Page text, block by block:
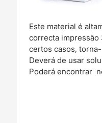
Este material é
correcta impressão
certos casos,
Deverá de usar
Poderá encontrar